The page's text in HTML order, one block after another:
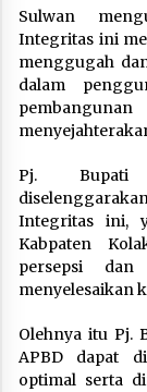
Sulwan
Integritas ini
menggugah
dalam
Pj. Bupati
Integritas ini,
Kabpaten
persepsi
menyelesaikan
Olehnya itu Pj.
APBD dapat
optimal serta